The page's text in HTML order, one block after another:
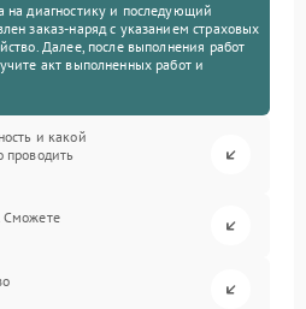
на диагностику и последующий
заказ-наряд с указанием страховых
Далее, после выполнения работ
акт выполненных работ и
и какой
проводить
Сможете